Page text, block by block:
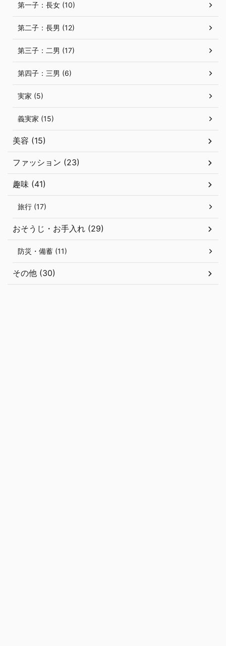
第一子：長女 (10)
第二子：長男 (12)
第三子：二男 (17)
第四子：三男 (6)
実家 (5)
義実家 (15)
美容 (15)
ファッション (23)
趣味 (41)
旅行 (17)
おそうじ・お手入れ (29)
防災・備蓄 (11)
その他 (30)